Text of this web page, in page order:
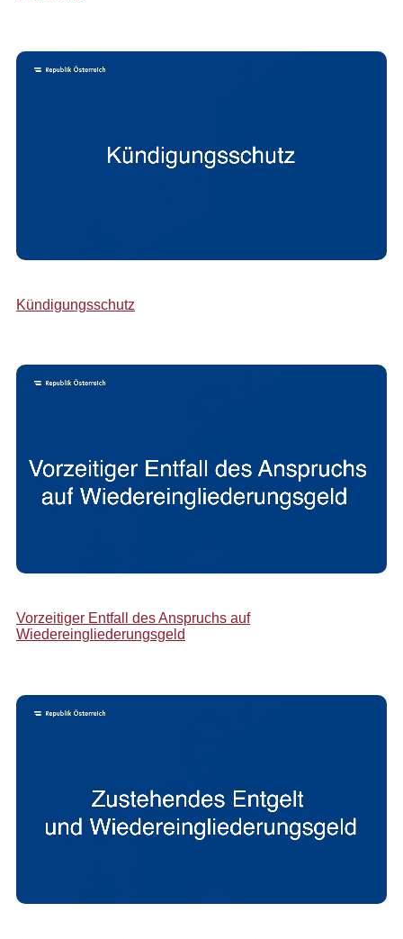
Kündigungsschutz
Vorzeitiger Entfall des Anspruchs auf
Wiedereingliederungsgeld